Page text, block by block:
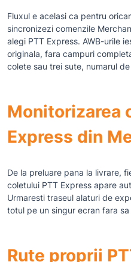
Fluxul e acelasi ca pentru
sincronizezi comenzile
alegi PTT Express. AWB-urile
originala, fara campuri
colete sau trei sute, numarul
Monitorizarea
Express din
De la preluare pana la livrare,
coletului PTT Express apare
Urmaresti traseul alaturi de
totul pe un singur ecran fara
Rute proprii